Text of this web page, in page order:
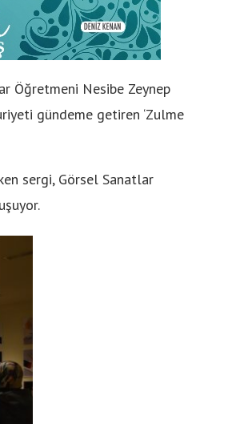
Öğretmeni Nesibe Zeynep
gündeme getiren ‘Zulme
sergi, Görsel Sanatlar